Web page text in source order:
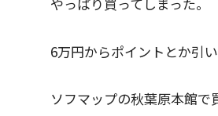
6万円からポイントとか引
ソフマップの秋葉原本館で